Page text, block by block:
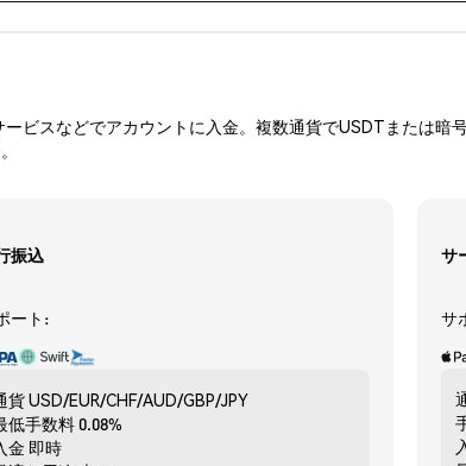
ビスなどでアカウントに入金。複数通貨でUSDTまたは暗
振込
ート:
貨USD/EUR/CHF/AUD/GBP/JPY
低手数料0.08%
金 即時
サ
サ